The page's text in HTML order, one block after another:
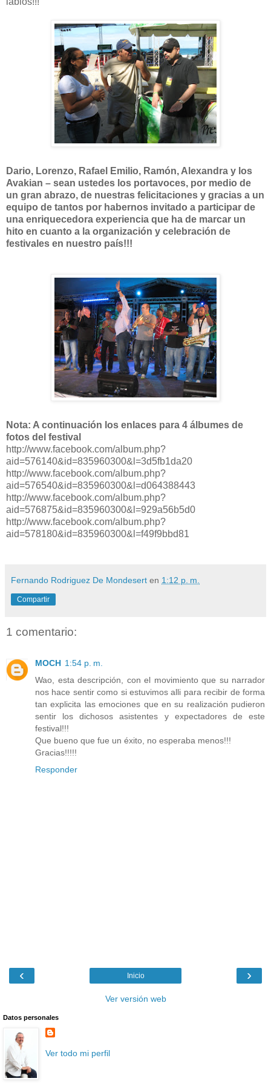
Dario, Lorenzo, Rafael Emilio, Ramón, Alexandra y los
Avakian – sean ustedes los portavoces, por medio de
un gran abrazo, de nuestras felicitaciones y gracias a un
equipo de tantos por habernos invitado a participar de
una enriquecedora experiencia que ha de marcar un
hito en cuanto a la organización y celebración de
festivales en nuestro país!!!
Nota: A continuación los enlaces para 4 álbumes de
fotos del festival
http://www.facebook.com/album.php?
aid=576140&id=835960300&l=3d5fb1da20
http://www.facebook.com/album.php?
aid=576540&id=835960300&l=d064388443
http://www.facebook.com/album.php?
aid=576875&id=835960300&l=929a56b5d0
http://www.facebook.com/album.php?
aid=578180&id=835960300&l=f49f9bbd81
Fernando Rodriguez De Mondesert en 1:12 p. m.
Compartir
1 comentario:
MOCH 1:54 p. m.
Wao, esta descripción, con el movimiento que su narrador
nos hace sentir como si estuvimos alli para recibir de forma
tan explicita las emociones que en su realización pudieron
sentir los dichosos asistentes y expectadores de este
festival!!!
Que bueno que fue un éxito, no esperaba menos!!!
Gracias!!!!!
Responder
‹ ›
Inicio
Ver versión web
Datos personales
Ver todo mi perfil